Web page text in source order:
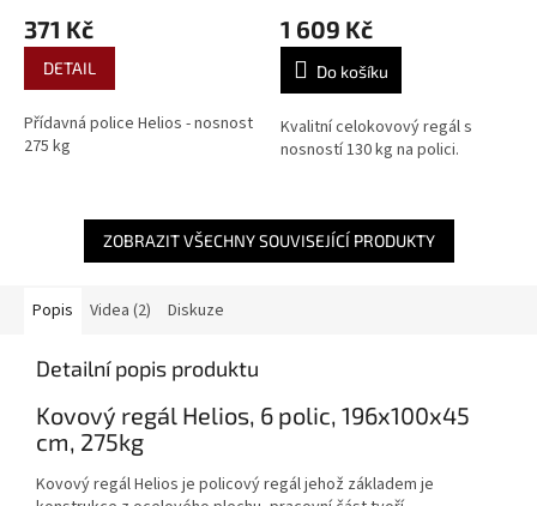
371 Kč
DETAIL
Přídavná police Helios - nosnost
275 kg
1 609 Kč
Do košíku
Kvalitní celokovový regál s
nosností 130 kg na polici.
ZOBRAZIT VŠECHNY SOUVISEJÍCÍ PRODUKTY
Popis Videa (2) Diskuze
Detailní popis produktu
Kovový regál Helios, 6 polic, 196x100x45
cm, 275kg
Kovový regál Helios je policový regál jehož základem je